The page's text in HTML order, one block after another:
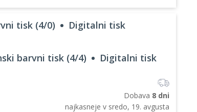
tisk (4/0) Digitalni tisk
barvni tisk (4/4) Digitalni tisk
Dobava 8 dni
najkasneje v sredo, 19. avgusta